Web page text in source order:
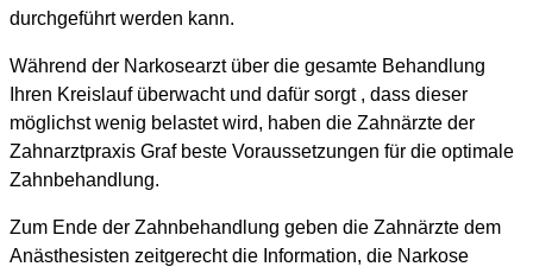
durchgeführt werden kann.
Während der Narkosearzt über die gesamte Behandlung
Ihren Kreislauf überwacht und dafür sorgt , dass dieser
möglichst wenig belastet wird, haben die Zahnärzte der
Zahnarztpraxis Graf beste Voraussetzungen für die optimale
Zahnbehandlung.
Zum Ende der Zahnbehandlung geben die Zahnärzte dem
Anästhesisten zeitgerecht die Information, die Narkose